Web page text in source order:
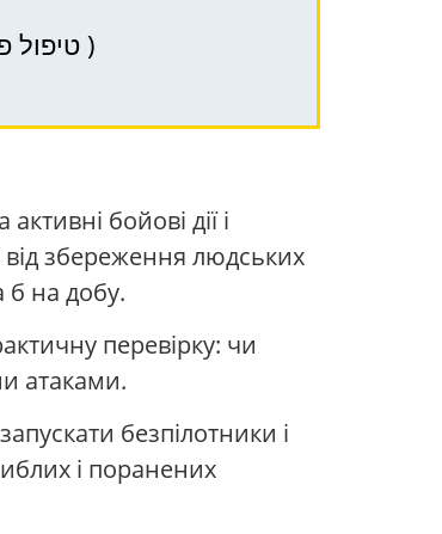
PRP (ПРП) – терапія в Хайфі, Крайот та Північ Ізраїлю для здоров’я волосся ( טיפול פרפ )
бойові дії і
від збереження людських
б на добу.
перевірку: чи
атаками.
безпілотники і
і поранених